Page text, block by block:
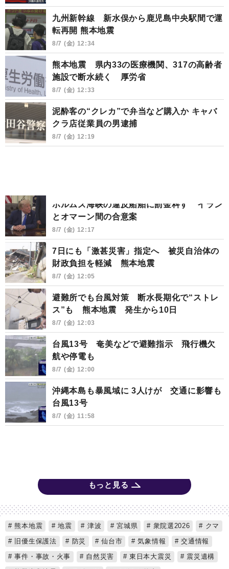
九州新幹線 新水俣から鹿児島中央駅間で運
転再開 熊本地震
8/7 (金) 12:34
熊本地震 県内33の医療機関、317の高齢者
施設で断水続く 厚労省
8/7 (金) 12:33
泥酔客の“クレカ”で弁当など購入か キャバ
クラ店従業員の男逮捕
8/7 (金) 12:19
ホルムズ海峡の違反船舶に罰金科す イラン
とオマーン間の合意案
8/7 (金) 12:17
7日にも「激甚災害」指定へ 被災自治体の
財政負担を軽減 熊本地震
8/7 (金) 12:05
避難所でも台風対策 断水長期化で“ストレ
ス”も 熊本地震 発生から10日
8/7 (金) 12:03
台風13号 奄美などで避難指示 飛行機欠
航や停電も
8/7 (金) 12:00
沖縄本島も暴風域に 3人けが 交通に影響も
台風13号
8/7 (金) 11:58
もっと見る
熊本地震 地震 津波 宮城県 衆院選2026
クマ
旧優生保護法
防災 仙台市 気象情報
交通情報
事件・事故・火事
自然災害 東日本大震災
震災遺構